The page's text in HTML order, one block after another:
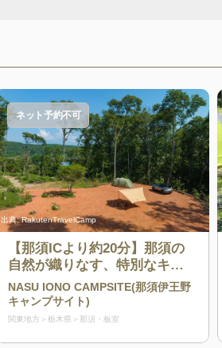
出典:RakutenTravelCamp
ネット予約不可
【那須ICより約20分】那須の
自然が織りなす、特別なキャ
ンプ体験
NASU IONO CAMPSITE(那須伊王野
キャンプサイト)
関東地方 栃木県 那須・板室